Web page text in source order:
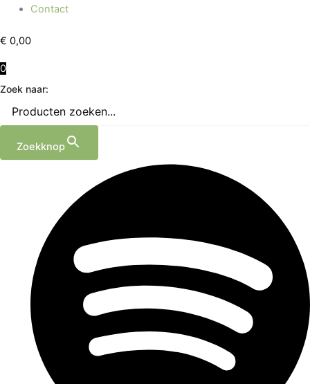
Contact
€ 0,00
0
Zoek naar:
Zoekknop